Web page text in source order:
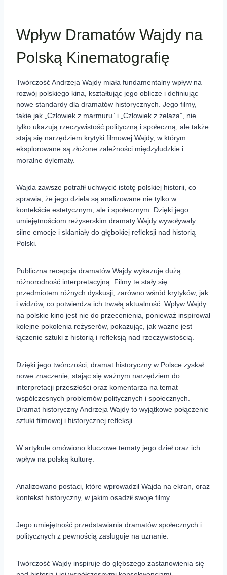
Wpływ Dramatów Wajdy na
Polską Kinematografię
Twórczość Andrzeja Wajdy miała fundamentalny wpływ na
rozwój polskiego kina, kształtując jego oblicze i definiując
nowe standardy dla dramatów historycznych. Jego filmy,
takie jak „Człowiek z marmuru” i „Człowiek z żelaza”, nie
tylko ukazują rzeczywistość polityczną i społeczną, ale także
stają się narzędziem krytyki filmowej Wajdy, w którym
eksplorowane są złożone zależności międzyludzkie i
moralne dylematy.
Wajda zawsze potrafił uchwycić istotę polskiej historii, co
sprawia, że jego dzieła są analizowane nie tylko w
kontekście estetycznym, ale i społecznym. Dzięki jego
umiejętnościom reżyserskim dramaty Wajdy wywoływały
silne emocje i skłaniały do głębokiej refleksji nad historią
Polski.
Publiczna recepcja dramatów Wajdy wykazuje dużą
różnorodność interpretacyjną. Filmy te stały się
przedmiotem różnych dyskusji, zarówno wśród krytyków, jak
i widzów, co potwierdza ich trwałą aktualność. Wpływ Wajdy
na polskie kino jest nie do przecenienia, ponieważ inspirował
kolejne pokolenia reżyserów, pokazując, jak ważne jest
łączenie sztuki z historią i refleksją nad rzeczywistością.
Dzięki jego twórczości, dramat historyczny w Polsce zyskał
nowe znaczenie, stając się ważnym narzędziem do
interpretacji przeszłości oraz komentarza na temat
współczesnych problemów politycznych i społecznych.
Dramat historyczny Andrzeja Wajdy to wyjątkowe połączenie
sztuki filmowej i historycznej refleksji.
W artykule omówiono kluczowe tematy jego dzieł oraz ich
wpływ na polską kulturę.
Analizowano postaci, które wprowadził Wajda na ekran, oraz
kontekst historyczny, w jakim osadził swoje filmy.
Jego umiejętność przedstawiania dramatów społecznych i
politycznych z pewnością zasługuje na uznanie.
Twórczość Wajdy inspiruje do głębszego zastanowienia się